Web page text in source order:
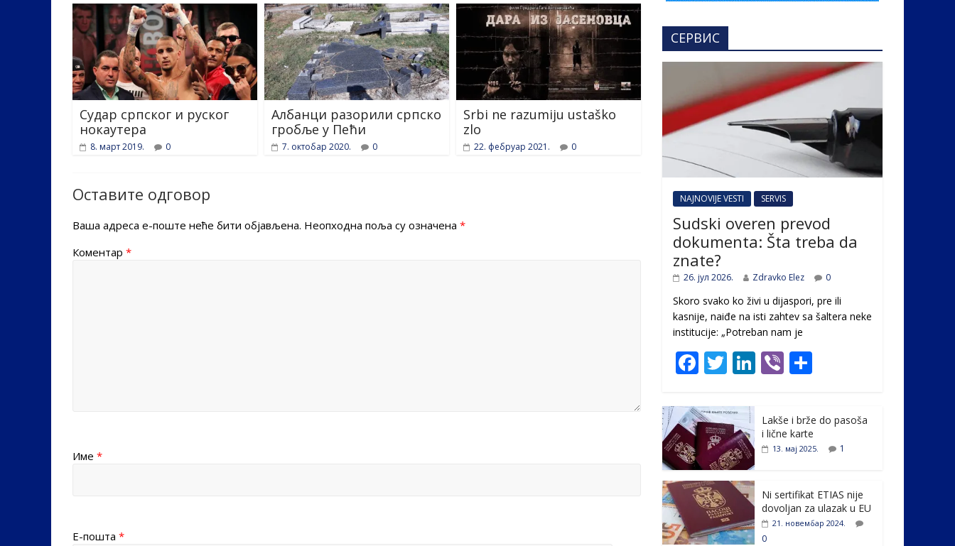
Судар српског и руског
нокаутера
8. март 2019. 0
Албанци разорили српско
гробље у Пећи
7. октобар 2020. 0
Srbi ne razumiju ustaško
zlo
22. фебруар 2021. 0
Оставите одговор
Ваша адреса е-поште неће бити објављена. Неопходна поља су означена *
Коментар *
Име *
Е-пошта *
СЕРВИС
NAJNOVIJE VESTI SERVIS
Sudski overen prevod
dokumenta: Šta treba da
znate?
26. јул 2026. Zdravko Elez 0
Skoro svako ko živi u dijaspori, pre ili
kasnije, naiđe na isti zahtev sa šaltera neke
institucije: „Potreban nam je
F
e
b
o
o
k
T
itt
er
Li
e
dI
Vi
er ar
e
Lakše i brže do pasoša
i lične karte
13. мај 2025. 1
Ni sertifikat ETIAS nije
dovoljan za ulazak u EU
21. новембар 2024.
0